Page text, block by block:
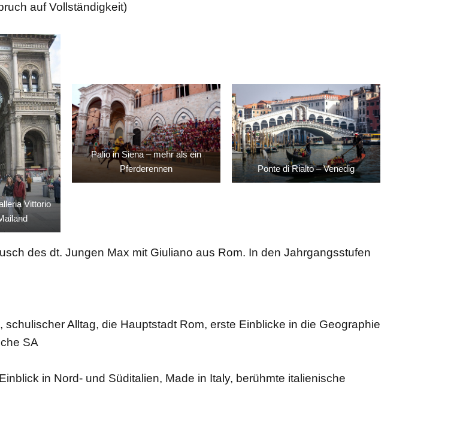
auf Vollständigkeit)
Vittorio
Palio in Siena – mehr als ein
Pferderennen
Ponte di Rialto – Venedig
des dt. Jungen Max mit Giuliano aus Rom. In den Jahrgangsstufen
Alltag, die Hauptstadt Rom, erste Einblicke in die Geographie
SA
in Nord- und Süditalien, Made in Italy, berühmte italienische